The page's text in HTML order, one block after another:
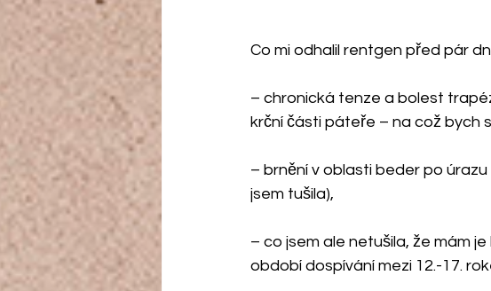
Co mi odhalil rentgen před pár
– chronická tenze a bolest
krční části páteře – na což bych
– brnění v oblasti beder po
jsem tušila),
– co jsem ale netušila, že mám
období dospívání mezi 12.-17.